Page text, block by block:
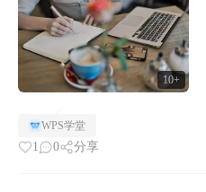
10+
WPS学堂
1 0 分享